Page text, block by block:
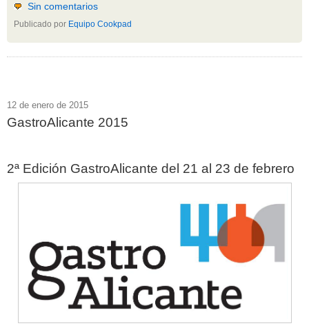
Sin comentarios
Publicado por Equipo Cookpad
12 de enero de 2015
GastroAlicante 2015
2ª Edición GastroAlicante del 21 al 23 de febrero